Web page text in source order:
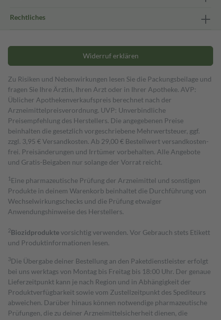
Rechtliches
Widerruf erklären
Zu Risiken und Nebenwirkungen lesen Sie die Packungsbeilage und
fragen Sie Ihre Ärztin, Ihren Arzt oder in Ihrer Apotheke. AVP:
Üblicher Apothekenverkaufspreis berechnet nach der
Arzneimittelpreisverordnung. UVP: Unverbindliche
Preisempfehlung des Herstellers. Die angegebenen Preise
beinhalten die gesetzlich vorgeschriebene Mehrwertsteuer, ggf.
zzgl. 3,95 € Versandkosten. Ab 29,00 € Bestell­wert versand­kosten­
frei. Preisänderungen und Irrtümer vorbehalten. Alle Angebote
und Gratis-Beigaben nur solange der Vorrat reicht.
1 Eine pharmazeutische Prüfung der Arzneimittel und sonstigen
Produkte in deinem Warenkorb beinhaltet die Durchführung von
Wechselwirkungschecks und die Prüfung etwaiger
Anwendungshinweise des Herstellers.
2Biozidproduktevorsichtig verwenden. Vor Gebrauch stets Etikett
und Produktinformationen lesen.
3Die Übergabe deiner Bestellung an den Paketdienstleister erfolgt
bei uns werktags von Montag bis Freitag bis 18:00 Uhr. Der genaue
Lieferzeitpunkt kann je nach Region und in Abhängigkeit der
Produktverfügbarkeit sowie vom Zustellzeitpunkt des Spediteurs
abweichen. Darüber hinaus können notwendige pharmazeutische
Prüfungen, die zu deiner Arzneimittelsicherheit dienen, die